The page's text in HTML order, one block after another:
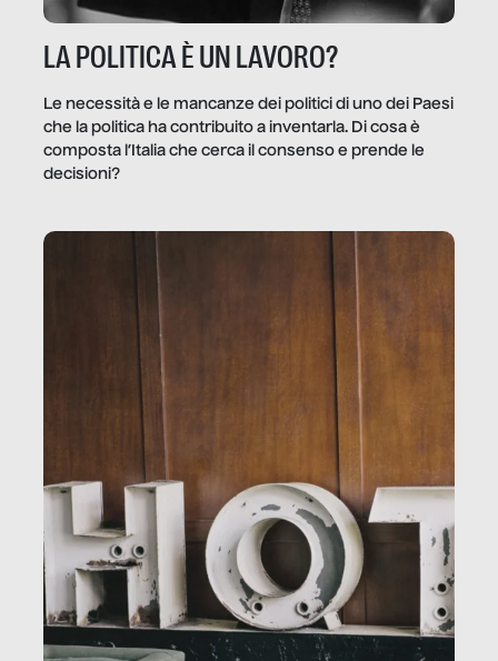
LA POLITICA È UN LAVORO?
Le necessità e le mancanze dei politici di uno dei Paesi
che la politica ha contribuito a inventarla. Di cosa è
composta l’Italia che cerca il consenso e prende le
decisioni?